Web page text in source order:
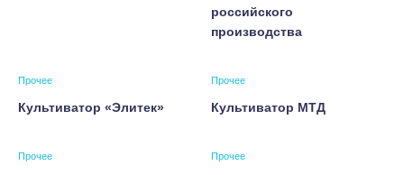
российского
производства
Прочее
Культиватор «Элитек»
Прочее
Культиватор МТД
Прочее Прочее